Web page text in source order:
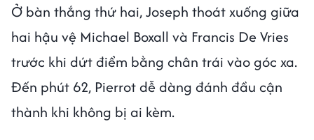
Ở bàn thắng thứ hai, Joseph thoát xuống giữa
hai hậu vệ Michael Boxall và Francis De Vries
trước khi dứt điểm bằng chân trái vào góc xa.
Đến phút 62, Pierrot dễ dàng đánh đầu cận
thành khi không bị ai kèm.